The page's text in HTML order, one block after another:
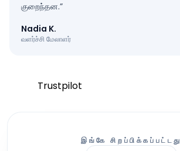
குறைந்தன.”
Nadia K.
வளர்ச்சி மேலாளர்
Trustpilot
இங்கே சிறப்பிக்கப்பட்டது